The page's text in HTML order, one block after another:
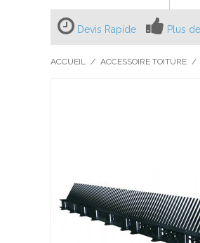
Devis Rapide Plus
ACCUEIL / ACCESSOIRE TOITURE /